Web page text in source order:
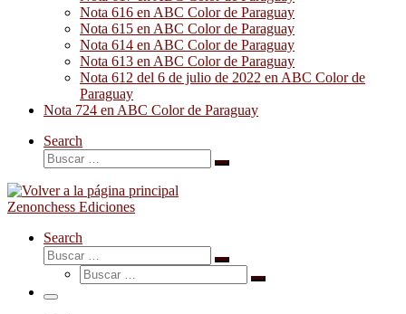
Nota 616 en ABC Color de Paraguay
Nota 615 en ABC Color de Paraguay
Nota 614 en ABC Color de Paraguay
Nota 613 en ABC Color de Paraguay
Nota 612 del 6 de julio de 2022 en ABC Color de
Paraguay
Nota 724 en ABC Color de Paraguay
Search
Buscar
Buscar
Zenonchess Ediciones
Search
Buscar
Buscar
Buscar
Buscar
Menú